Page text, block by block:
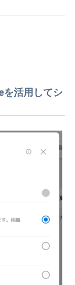
を活用してシ